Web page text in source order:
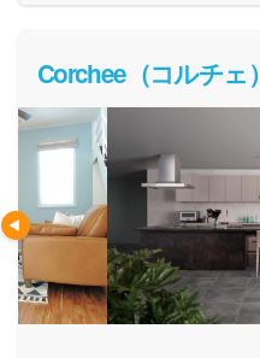
Corchee（コルチェ）